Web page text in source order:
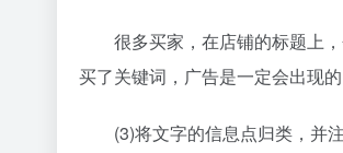
很多买家，在店铺的标题上
买了关键词，广告是一定会出现
(3)将文字的信息点归类，并